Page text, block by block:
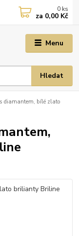
Menu
Hledat
0 ks
za 0,00 Kč
diamantem, bílé zlato